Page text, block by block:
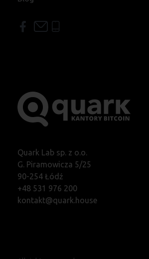
Quark Lab sp. z o.o.
G. Piramowicza 5/25
90-254 Łódź
+48 531 976 200
kontakt@quark.house